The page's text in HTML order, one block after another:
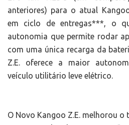
anteriores) para o atual
em ciclo de entregas***, o
autonomia que permite rodar
com uma única recarga da
Z.E. oferece a maior
veículo utilitário leve elétrico.
O Novo Kangoo Z.E. melhorou o